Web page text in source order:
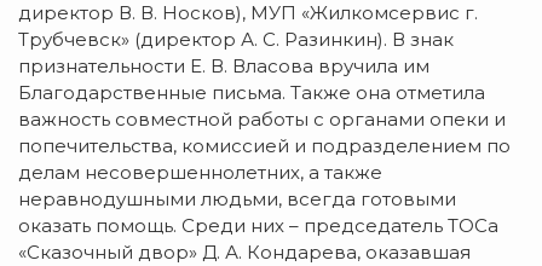
директор В. В. Носков), МУП «Жилкомсервис г.
Трубчевск» (директор А. С. Разинкин). В знак
признательности Е. В. Власова вручила им
Благодарственные письма. Также она отметила
важность совместной работы с органами опеки и
попечительства, комиссией и подразделением по
делам несовершеннолетних, а также
неравнодушными людьми, всегда готовыми
оказать помощь. Среди них – председатель ТОСа
«Сказочный двор» Д. А. Кондарева, оказавшая